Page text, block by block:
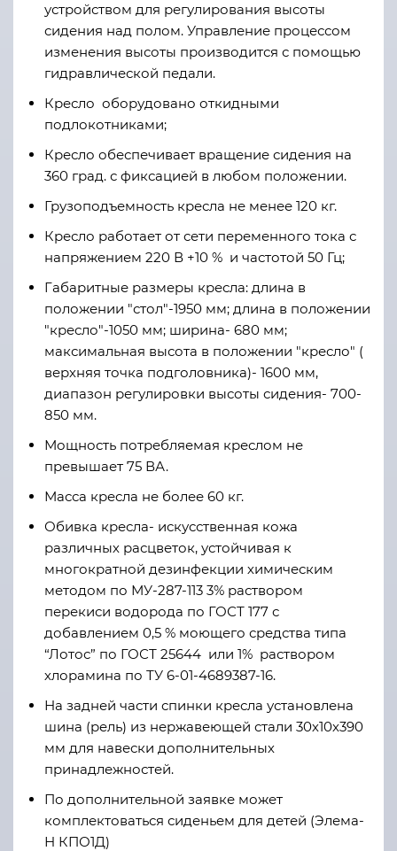
устройством для регулирования высоты
сидения над полом. Управление процессом
изменения высоты производится с помощью
гидравлической педали.
Кресло оборудовано откидными
подлокотниками;
Кресло обеспечивает вращение сидения на
360 град. с фиксацией в любом положении.
Грузоподъемность кресла не менее 120 кг.
Кресло работает от сети переменного тока с
напряжением 220 В +10 % и частотой 50 Гц;
Габаритные размеры кресла: длина в
положении "стол"-1950 мм; длина в положении
"кресло"-1050 мм; ширина- 680 мм;
максимальная высота в положении "кресло" (
верхняя точка подголовника)- 1600 мм,
диапазон регулировки высоты сидения- 700-
850 мм.
Мощность потребляемая креслом не
превышает 75 ВА.
Масса кресла не более 60 кг.
Обивка кресла- искусственная кожа
различных расцветок, устойчивая к
многократной дезинфекции химическим
методом по МУ-287-113 3% раствором
перекиси водорода по ГОСТ 177 с
добавлением 0,5 % моющего средства типа
“Лотос” по ГОСТ 25644 или 1% раствором
хлорамина по ТУ 6-01-4689387-16.
На задней части спинки кресла установлена
шина (рель) из нержавеющей стали 30х10х390
мм для навески дополнительных
принадлежностей.
По дополнительной заявке может
комплектоваться сиденьем для детей (Элема-
Н КПО1Д)